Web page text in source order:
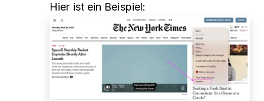
Hier ist ein Beispiel: